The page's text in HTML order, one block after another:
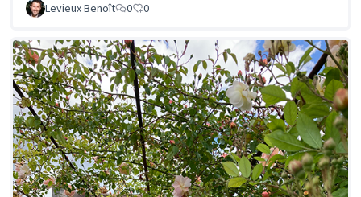
Levieux Benoît 0 0